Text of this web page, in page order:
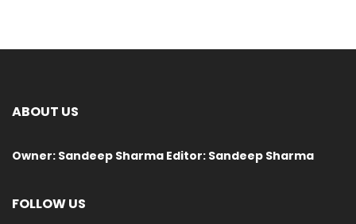
ABOUT US
Owner: Sandeep Sharma Editor: Sandeep Sharma
FOLLOW US